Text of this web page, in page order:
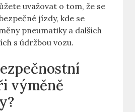
uvažovat o tom, že se
jízdy,‍ kde se
pneumatiky ⁢a ⁢dalších
s údržbou vozu.
výměně